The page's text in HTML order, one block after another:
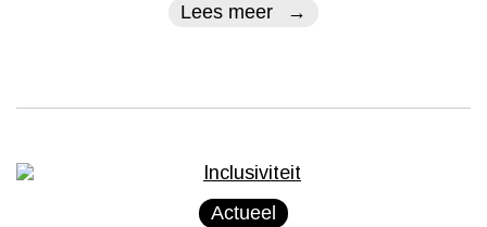
Lees meer
Actueel